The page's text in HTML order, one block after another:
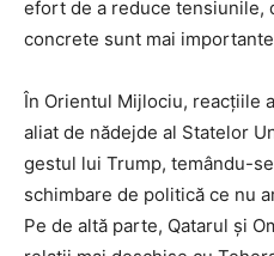
efort de a reduce tensiunile,
concrete sunt mai
În Orientul Mijlociu, reacțiile
aliat de nădejde al Statelor
gestul lui Trump, temându-
schimbare de politică ce nu
Pe de altă parte, Qatarul și